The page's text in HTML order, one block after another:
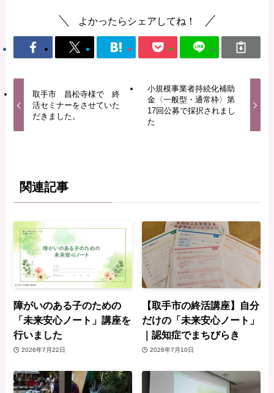
よかったらシェアしてね！
取手市 昌松寺様で 終
活セミナーをさせていた
だきました。
小規模事業者持続化補助
金〈一般型・通常枠〉第
17回公募で採択されまし
た
関連記事
障がいのある子のための
「未来安心ノート」講座を
行いました
2026年7月22日
【取手市の終活講座】自分
だけの「未来安心ノート」
｜認知症でまちびらき
2026年7月10日